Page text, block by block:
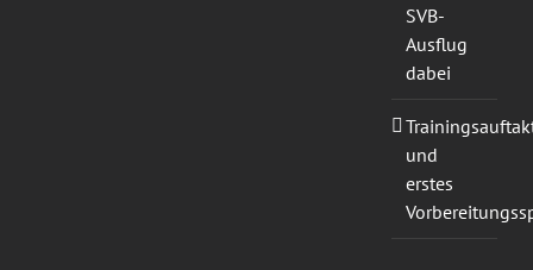
SVB-
Ausflug
dabei
und
erstes